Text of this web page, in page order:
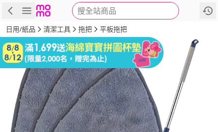
搜全站商品
商品 評價 詳情
日用/紙品 清潔工具 拖把 平板拖把